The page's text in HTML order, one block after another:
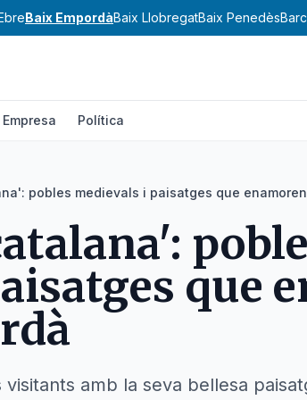
Baix EmpordàBaix LlobregatBaix Penedès
Empresa Política
pobles medievals i paisatges que enamoren
que
amb la seva bellesa